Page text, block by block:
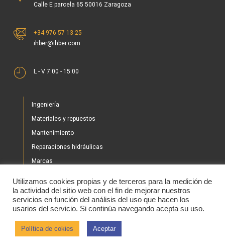
Calle E parcela 65 50016 Zaragoza
+34 976 57 13 25
ihber@ihber.com
L - V 7:00 - 15:00
Ingeniería
Materiales y repuestos
Mantenimiento
Reparaciones hidráulicas
Marcas
Tienda
Noticias
Utilizamos cookies propias y de terceros para la medición de
la actividad del sitio web con el fin de mejorar nuestros
servicios en función del análisis del uso que hacen los
usarios del servicio. Si continúa navegando acepta su uso.
Política de cokies Aceptar